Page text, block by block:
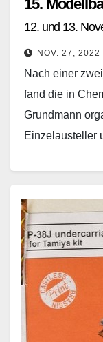
15.
12. und 13.
NOV. 27, 2022
Nach einer
fand die in
Grundmann
Einzelausteller